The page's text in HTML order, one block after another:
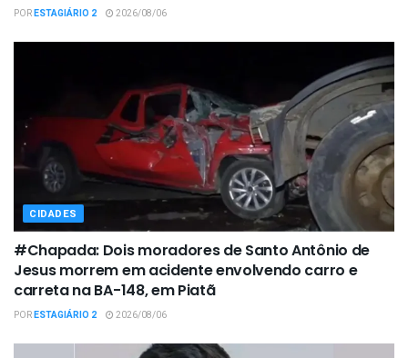
PORESTAGIÁRIO 2 2026/08/06
CIDADES
#Chapada: Dois moradores de Santo Antônio de
Jesus morrem em acidente envolvendo carro e
carreta na BA-148, em Piatã
PORESTAGIÁRIO 2 2026/08/06